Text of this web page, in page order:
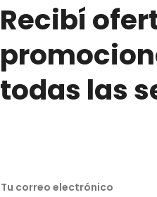
Recibí
todas las